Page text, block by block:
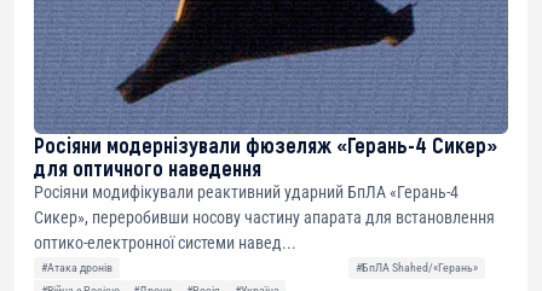
Росіяни модернізували фюзеляж «Герань-4 Сикер»
для оптичного наведення
Росіяни модифікували реактивний ударний БпЛА «Герань-4
Сикер», переробивши носову частину апарата для встановлення
оптико-електронної системи навед...
#Атака дронів
#БпЛА Shahed/«Герань»